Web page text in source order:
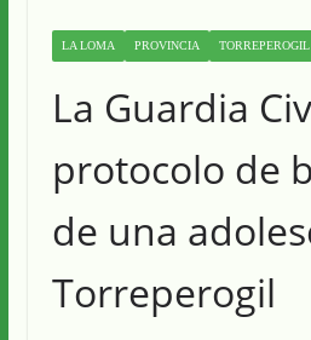
LA LOMA PROVINCIA TORREPEROGIL
La Guardia
protocolo de
de una
Torreperogil